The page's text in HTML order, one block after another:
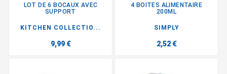
LOT DE 6 BOCAUX AVEC
SUPPORT
KITCHEN COLLECTIO...
9,99 €
4 BOITES ALIMENTAIRE
200ML
SIMPLY
2,52 €